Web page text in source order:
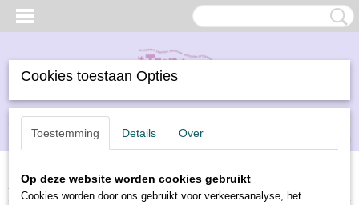
Inloggen Registreren
(0)
Home>Borduren>DMC borduurwol>DMC borduurwol 7370
Cookies toestaan Opties
Toestemming Details Over
Op deze website worden cookies gebruikt
Cookies worden door ons gebruikt voor verkeersanalyse, het